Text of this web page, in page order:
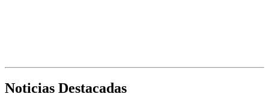
Noticias Destacadas